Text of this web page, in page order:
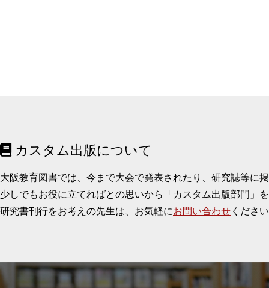
カスタム出版について
大阪教育図書では、今まで大会で発表されたり、研究誌等に
少しでもお役に立てればとの思いから「カスタム出版部門」
研究書刊行をお考えの先生は、お気軽にお問い合わせ くださ